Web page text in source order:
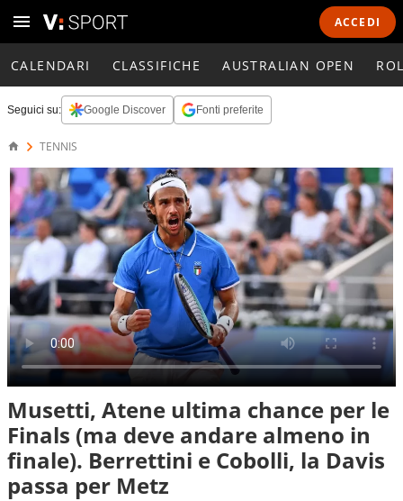
ACCEDI
CALENDARI CLASSIFICHE AUSTRALIAN OPEN
Seguici su: Google Discover Fonti preferite
TENNIS
Musetti, Atene ultima chance per le
Finals (ma deve andare almeno in
finale). Berrettini e Cobolli, la Davis
passa per Metz